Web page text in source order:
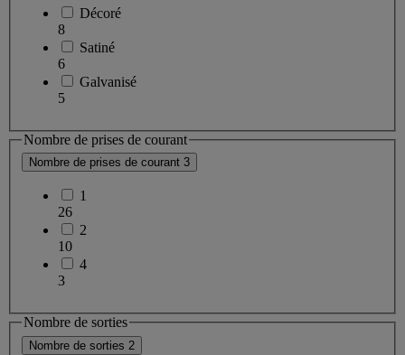
Décoré
8
Satiné
6
Galvanisé
5
Nombre de prises de courant
Nombre de prises de courant 3
1
26
2
10
4
3
Nombre de sorties
Nombre de sorties 2